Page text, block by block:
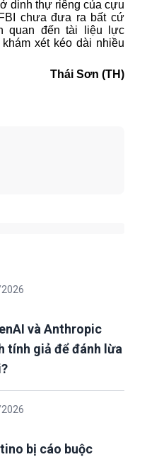
dinh thự riêng của cựu
chưa đưa ra bất cứ
quan đến tài liệu lực
xét kéo dài nhiều
Thái Sơn (TH)
và Anthropic
tính giả để đánh lừa
bị cáo buộc